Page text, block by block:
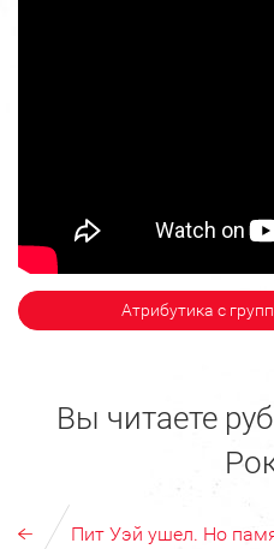
Атрибутика с
Вы читаете
Пит Уэй ушел. Но